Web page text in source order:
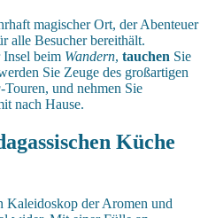
magischer Ort, der Abenteuer
alle Besucher bereithält.
Insel beim Wandern, tauchen Sie
Sie Zeuge des großartigen
-Touren, und nehmen Sie
nach Hause.
Küche
Kaleidoskop der Aromen und